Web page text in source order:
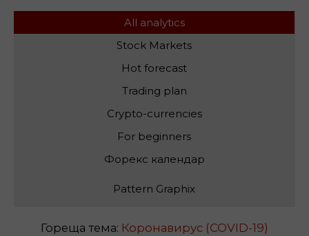
All analytics
Stock Markets
Hot forecast
Trading plan
Crypto-currencies
For beginners
Форекс календар
Pattern Graphix
Гореща тема: Коронавирус (COVID-19)